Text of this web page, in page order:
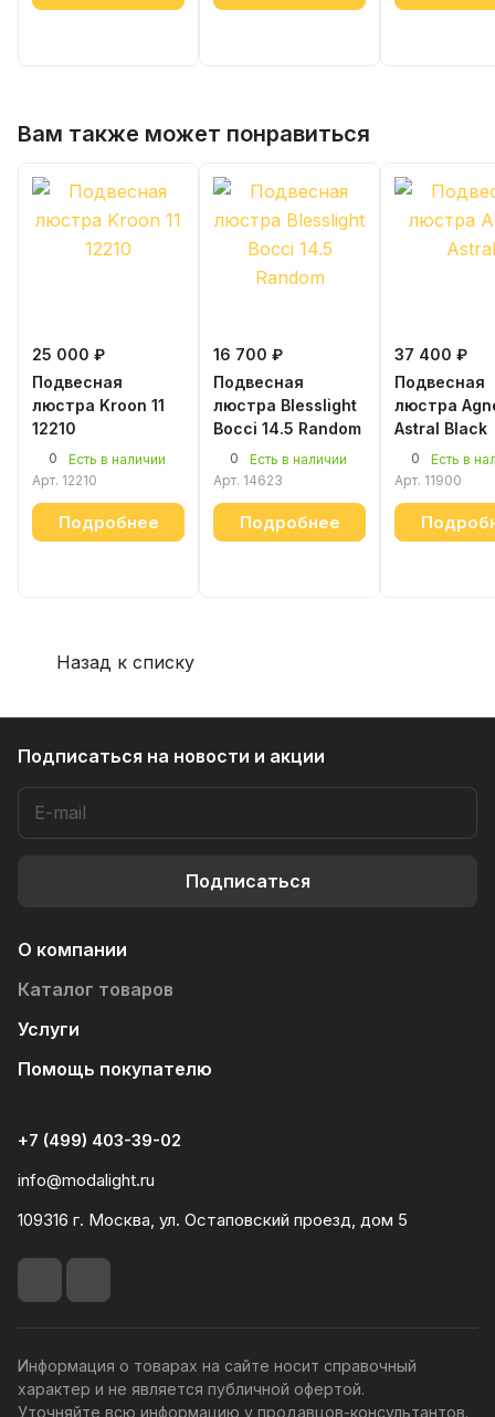
Вам также может понравиться
25 000 ₽
Подвесная
люстра Kroon 11
12210
0
Есть в наличии
Арт. 12210
Подробнее
16 700 ₽
Подвесная
люстра Blesslight
Bocci 14.5 Random
0
Есть в наличии
Арт. 14623
Подробнее
37 400 ₽
Подвесная
люстра
Astral Black
0
Есть в
Арт. 11900
Назад к списку
Подписаться на новости и акции
Подписаться
О компании
Каталог товаров
Услуги
Помощь покупателю
+7 (499) 403-39-02
info@modalight.ru
109316 г. Москва, ул. Остаповский проезд, дом 5
Информация о товарах на сайте носит справочный
характер и не является публичной офертой.
Уточняйте всю информацию у продавцов-консультантов.